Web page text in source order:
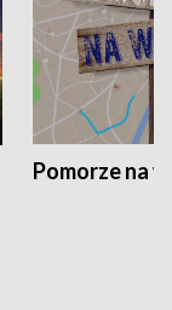
Pomorze na